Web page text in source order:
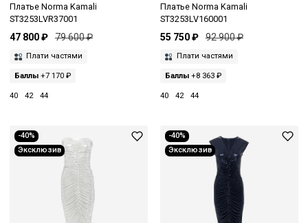
Платье Norma Kamali
ST3253LVR37001
47 800 ₽ 79 600 ₽
Плати частями
Баллы +7 170 ₽
40 42 44
Платье Norma Kamali
ST3253LV160001
55 750 ₽ 92 900 ₽
Плати частями
Баллы+8 363 ₽
40 42 44
-40%
Эксклюзив
-40%
Эксклюзив